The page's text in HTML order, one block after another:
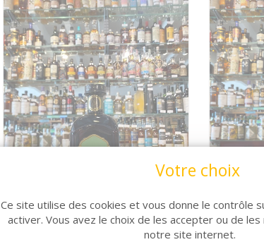
Arcane Délicatissime
Nous Consulter
Votre choix
Ce site utilise des cookies et vous donne le contrôle
activer. Vous avez le choix de les accepter ou de
notre site internet.